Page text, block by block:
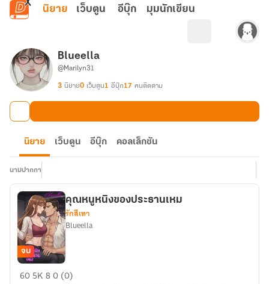
ข้ามไปยังเนื้อหาหลัก
นิยาย เว็บตูน อีบุ๊ก มุมนักเขียน
Blueella
@Marilyn31
3 นิยาย0 เว็บตูน1 อีบุ๊ก17 คนติดตาม
นิยาย เว็บตูน อีบุ๊ก คอลเล็กชัน
นามปากกา
คุณ
จบ
คุณหนูหนิงของประธานเหม
รักสีเทา
ฺBlueella
605K80 (0)